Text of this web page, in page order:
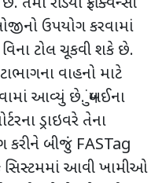
ઉપયોગ કરવામાં
વિના ટોલ ચૂકવી શકે છે.
વાહનો માટે
આવ્યું છે. મુંબઈના
ડ્રાઇવરે તેના
કરીને બીજું FASTag
સિસ્ટમમાં આવી ખામીઓ